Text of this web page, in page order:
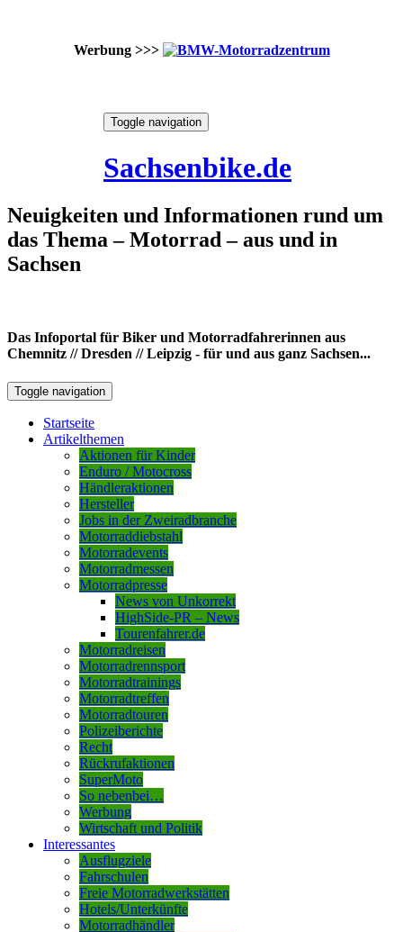
Werbung >>>
Toggle navigation
Sachsenbike.de
Neuigkeiten und Informationen rund um
das Thema – Motorrad – aus und in
Sachsen
Das Infoportal für Biker und Motorradfahrerinnen aus
Chemnitz // Dresden // Leipzig - für und aus ganz Sachsen...
Toggle navigation
Startseite
Artikelthemen
Aktionen für Kinder
Enduro / Motocross
Händleraktionen
Hersteller
Jobs in der Zweiradbranche
Motorraddiebstahl
Motorradevents
Motorradmessen
Motorradpresse
News von Unkorrekt
HighSide-PR – News
Tourenfahrer.de
Motorradreisen
Motorradrennsport
Motorradtrainings
Motorradtreffen
Motorradtouren
Polizeiberichte
Recht
Rückrufaktionen
SuperMoto
So nebenbei…
Werbung
Wirtschaft und Politik
Interessantes
Ausflugziele
Fahrschulen
Freie Motorradwerkstätten
Hotels/Unterkünfte
Motorradhändler